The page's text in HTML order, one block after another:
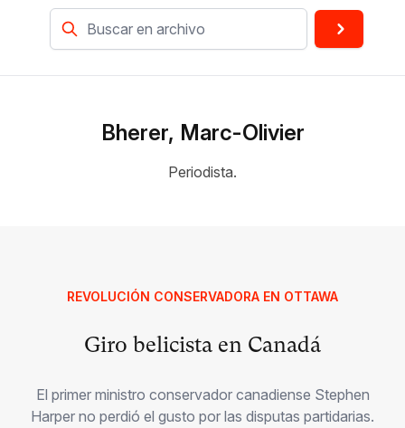
Bherer, Marc-Olivier
Periodista.
REVOLUCIÓN CONSERVADORA EN OTTAWA
Giro belicista en Canadá
El primer ministro conservador canadiense Stephen
Harper no perdió el gusto por las disputas partidarias.